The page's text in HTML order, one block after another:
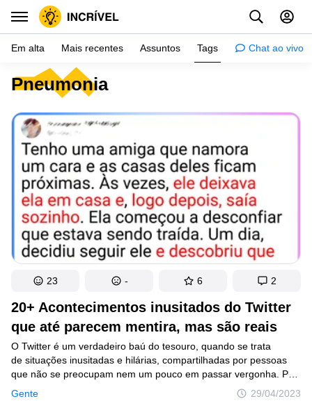
Pneumonia
20+ Acontecimentos inusitados do Twitter
que até parecem mentira, mas são reais
Gente 29/04/2023
O Twitter é um verdadeiro baú do tesouro, quando se trata
de situações inusitadas e hilárias, compartilhadas por pessoas
que não se preocupam nem um pouco em passar vergonha. Por
isso, compilamos alguns fatos tão divertidos e inusitados que até
aparecem mentira. Neste artigo, você encontrará relatos
23 - 6 2
Em alta Mais recentes Assuntos Tags Chat ao vivo
Inspiração
Psicologia
Dicas
Mulher
Relacionamento
Histórias
Crianças
Criatividade
Casa
Invenções